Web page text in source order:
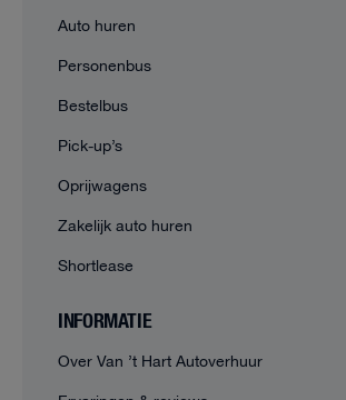
Auto huren
Personenbus
Bestelbus
Pick-up’s
Oprijwagens
Zakelijk auto huren
Shortlease
INFORMATIE
Over Van ’t Hart Autoverhuur